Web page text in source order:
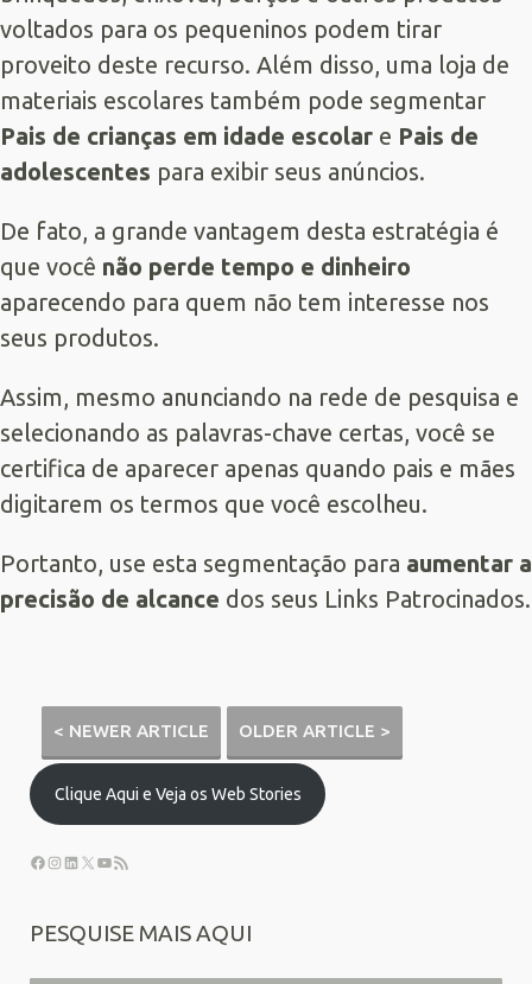
voltados para os pequeninos podem tirar
proveito deste recurso. Além disso, uma loja de
materiais escolares também pode segmentar
Pais de crianças em idade escolar e Pais de
adolescentes para exibir seus anúncios.
De fato, a grande vantagem desta estratégia é
que você não perde tempo e dinheiro
aparecendo para quem não tem interesse nos
seus produtos.
Assim, mesmo anunciando na rede de pesquisa e
selecionando as palavras-chave certas, você se
certifica de aparecer apenas quando pais e mães
digitarem os termos que você escolheu.
Portanto, use esta segmentação para aumentar a
precisão de alcance dos seus Links Patrocinados.
< NEWER ARTICLE OLDER ARTICLE >
Clique Aqui e Veja os Web Stories
PESQUISE MAIS AQUI